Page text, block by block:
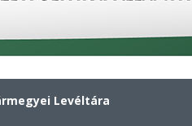
Levéltára